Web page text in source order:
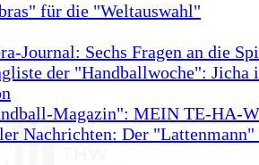
für die "Weltauswahl"
Journal: Sechs Fragen an die
der "Handballwoche": Jicha
Magazin": MEIN TE-HA-
Nachrichten: Der "Lattenmann"